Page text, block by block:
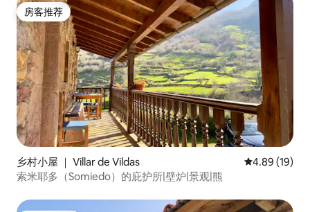
房客推荐
房客推荐
乡村小屋 ｜ Villar de Vildas 平均评分
4.89 (19)
索米耶多（Somiedo）的庇护所|壁炉|景观|熊